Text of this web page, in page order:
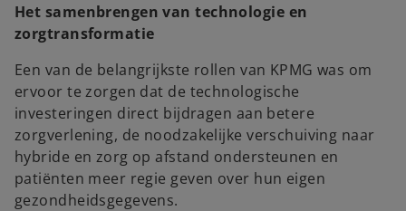
Het samenbrengen van technologie en
zorgtransformatie
Een van de belangrijkste rollen van KPMG was om
ervoor te zorgen dat de technologische
investeringen direct bijdragen aan betere
zorgverlening, de noodzakelijke verschuiving naar
hybride en zorg op afstand ondersteunen en
patiënten meer regie geven over hun eigen
gezondheidsgegevens.